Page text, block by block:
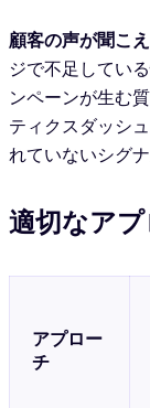
顧客の声が聞こ
ジで不足してい
ンペーンが生む
ティクスダッシ
れていないシグナ
適切なア
アプロー
チ